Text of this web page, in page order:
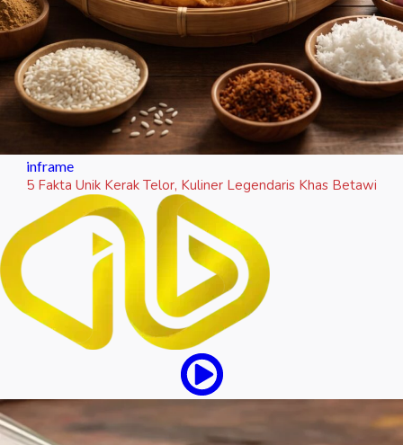
inframe
5 Fakta Unik Kerak Telor, Kuliner Legendaris Khas Betawi